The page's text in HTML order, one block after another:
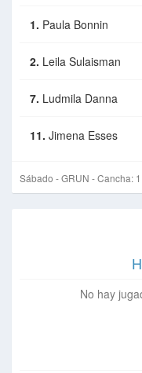
1. Paula Bonnin
2. Leila Sulaisman
7. Ludmila Danna
11. Jimena Esses
Sábado - GRUN - Cancha:
No hay